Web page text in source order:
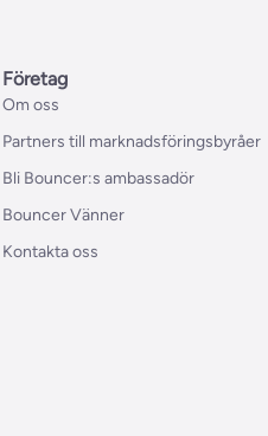
Företag
Om oss
Partners till marknadsföringsbyråer
Bli Bouncer:s ambassadör
Bouncer Vänner
Kontakta oss